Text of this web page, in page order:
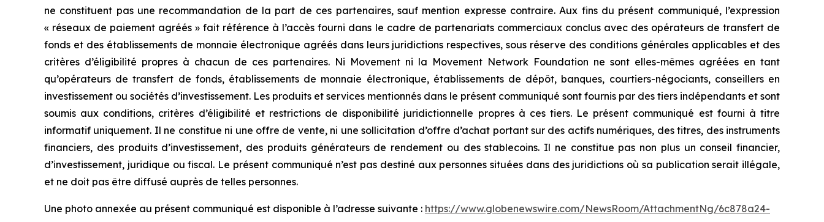
ne constituent pas une recommandation de la part de ces partenaires, sauf mention expresse contraire. Aux fins du présent communiqué, l’expression
« réseaux de paiement agréés » fait référence à l’accès fourni dans le cadre de partenariats commerciaux conclus avec des opérateurs de transfert de
fonds et des établissements de monnaie électronique agréés dans leurs juridictions respectives, sous réserve des conditions générales applicables et des
critères d’éligibilité propres à chacun de ces partenaires. Ni Movement ni la Movement Network Foundation ne sont elles-mêmes agréées en tant
qu’opérateurs de transfert de fonds, établissements de monnaie électronique, établissements de dépôt, banques, courtiers-négociants, conseillers en
investissement ou sociétés d’investissement. Les produits et services mentionnés dans le présent communiqué sont fournis par des tiers indépendants et sont
soumis aux conditions, critères d’éligibilité et restrictions de disponibilité juridictionnelle propres à ces tiers. Le présent communiqué est fourni à titre
informatif uniquement. Il ne constitue ni une offre de vente, ni une sollicitation d’offre d’achat portant sur des actifs numériques, des titres, des instruments
financiers, des produits d’investissement, des produits générateurs de rendement ou des stablecoins. Il ne constitue pas non plus un conseil financier,
d’investissement, juridique ou fiscal. Le présent communiqué n’est pas destiné aux personnes situées dans des juridictions où sa publication serait illégale,
et ne doit pas être diffusé auprès de telles personnes.
Une photo annexée au présent communiqué est disponible à l’adresse suivante : https://www.globenewswire.com/NewsRoom/AttachmentNg/6c878a24-